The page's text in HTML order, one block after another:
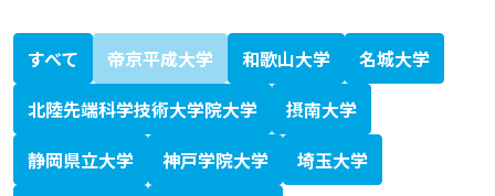
すべて 帝京平成大学 和歌山大学
名城大学
北陸先端科学技術大学院大学
摂南大学
静岡県立大学
神戸学院大学
埼玉大学
北海道科学大学
大学シーズ集 あ行
愛知医科大学
秋田大学
旭川医科大学
岩手医科大学
愛媛大学
大分大学
大阪医科薬科大学
大阪市立大学
大阪大学
岡山大学
大学シーズ集 か行
香川大学
鹿児島大学
金沢医科大学
金沢大学
川崎医科大学
関西医科大学
北里大学
岐阜大学
九州大学
京都大学
京都府立医科大学
杏林大学
近畿大学
熊本大学
久留米大学
群馬大学
慶應義塾大学
高知大学
神戸大学
国際医療福祉大学
大学シーズ集 さ行
埼玉医科大学
佐賀大学
札幌医科大学
産業医科大学
滋賀医科大学
自治医科大学
島根大学
順天堂大学
昭和大学
信州大学
聖マリアンナ医科大学
大学シーズ集 た行
千葉大学
筑波大学
帝京大学
東海大学
東京医科歯科大学
東京医科大学
東京慈恵会医科大学
東京女子医科大学
東京大学
東邦大学
東北医科薬科大学
東北大学
徳島大学
獨協医科大学
鳥取大学
富山大学
大学シーズ集 な行
長崎大学
名古屋市立大学
名古屋大学
奈良県立医科大学
新潟大学
日本医科大学
日本大学
大学シーズ集 は行
浜松医科大学
兵庫医科大学
弘前大学
広島大学
福井大学
福岡大学
福島県立医科大学
藤田医科大学
防衛医科大学校
北海道大学
大学シーズ集 ま行
三重大学
宮崎大学
大学シーズ集 や行
山形大学
山口大学
山梨大学
横浜市立大学
大学シーズ集 ら行
琉球大学
大学シーズ集 わ行
和歌山県立医科大学
専門書
医療系ベンチャー支援ガイドブック
科学技術・イノベーション白書
KISTEC ANNUAL REPORT 2023
かわさき産学連携ニュースレター
静岡がんセンターファルマバレープロジェクト
日経バイオテク
日経バイオ年鑑
バイオサイエンスとインダストリー